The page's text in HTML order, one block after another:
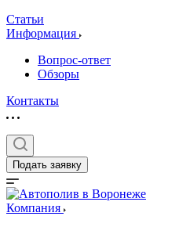
Статьи
Информация
Вопрос-ответ
Обзоры
Контакты
Подать заявку
Компания